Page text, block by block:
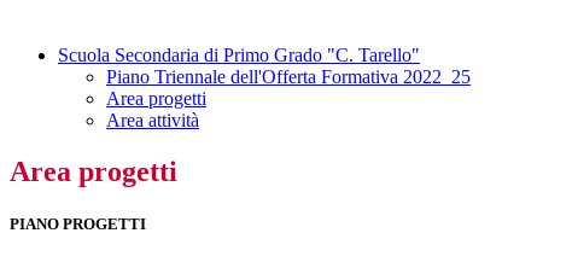
Scuola Secondaria di Primo Grado "C. Tarello"
Piano Triennale dell'Offerta Formativa 2022_25
Area progetti
Area attività
Area progetti
PIANO PROGETTI